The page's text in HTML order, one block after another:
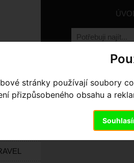
stránky používají soubory
přizpůsobeného obsahu a
Seřadit podle: Ceny